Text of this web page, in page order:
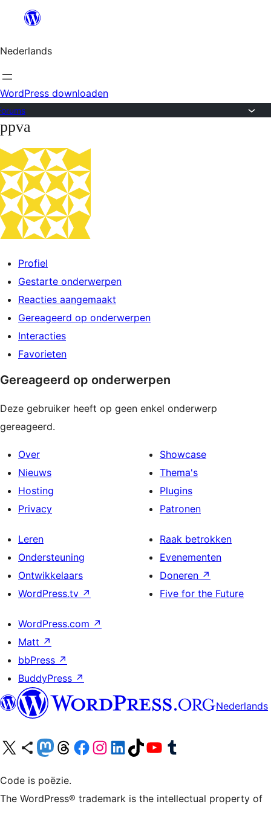
de
inhoud
Nederlands
WordPress downloaden
Ga
de
inhoud
ppva
Profiel
Gestarte onderwerpen
Reacties aangemaakt
Gereageerd op onderwerpen
Interacties
Favorieten
Gereageerd op onderwerpen
Deze gebruiker heeft op geen enkel onderwerp
gereageerd.
Over
Nieuws
Hosting
Privacy
Showcase
Thema's
Plugins
Patronen
Leren
Ondersteuning
Ontwikkelaars
WordPress.tv ↗
Raak betrokken
Evenementen
Doneren ↗
Five for the Future
WordPress.com ↗
Matt ↗
bbPress ↗
BuddyPress ↗
Nederlands
Bezoek ons X (voorheen Twitter) account
Bezoek ons Bluesky account
Bezoek ons Mastodon account
Bezoek ons Threads account
Onze Facebook pagina bezoeken
Bezoek ons Instagram account
Bezoek ons LinkedIn account
Bezoek ons TikTok account
Bezoek ons YouTube kanaalBezoek ons Tumblr account
Code is poëzie.
The WordPress® trademark is the intellectual property of